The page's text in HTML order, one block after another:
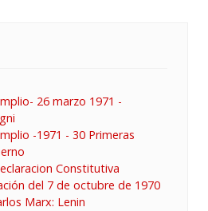
26 marzo 1971 -
-1971 - 30 Primeras
Constitutiva
del 7 de octubre de 1970
Marx: Lenin